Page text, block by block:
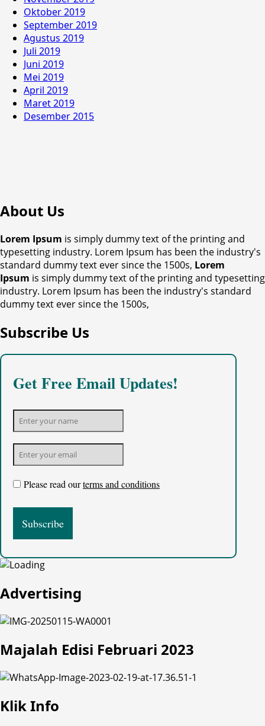
Oktober 2019
September 2019
Agustus 2019
Juli 2019
Juni 2019
Mei 2019
April 2019
Maret 2019
Desember 2015
About Us
Lorem Ipsum is simply dummy text of the printing and
typesetting industry. Lorem Ipsum has been the industry's
standard dummy text ever since the 1500s, Lorem
Ipsum is simply dummy text of the printing and typesetting
industry. Lorem Ipsum has been the industry's standard
dummy text ever since the 1500s,
Subscribe Us
Get Free Email Updates!
Please read ourterms and conditions
Advertising
Majalah Edisi Februari 2023
Klik Info